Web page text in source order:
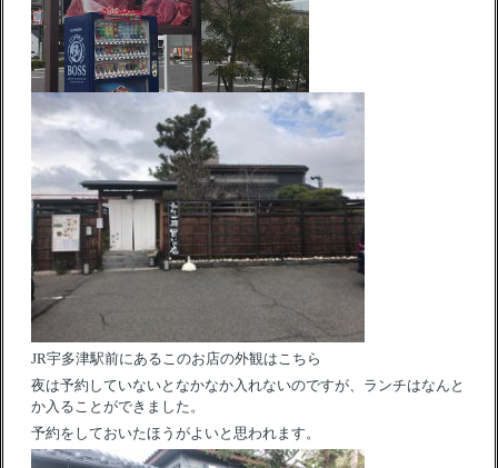
JR宇多津駅前にあるこのお店の外観はこちら
夜は予約していないとなかなか入れないのですが、ランチはなんと
か入ることができました。
予約をしておいたほうがよいと思われます。